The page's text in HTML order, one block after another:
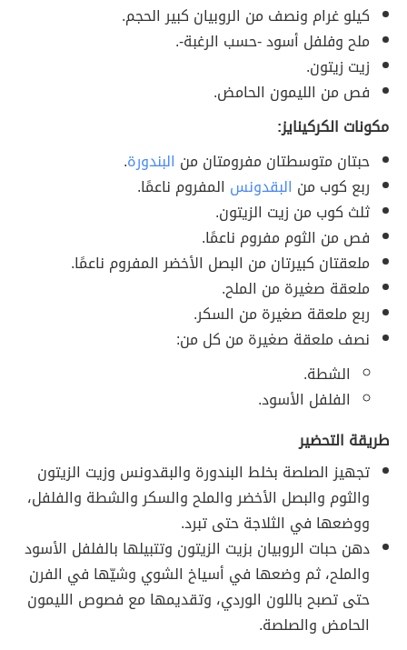
كيلو غرام ونصف من الروبيان كبير الحجم.
ملح وفلفل أسود -حسب الرغبة-.
زيت زيتون.
فص من الليمون الحامض.
مكونات الكركينايز:
حبتان متوسطتان مفرومتان من البندورة.
ربع كوب من البقدونس المفروم ناعمًا.
ثلث كوب من زيت الزيتون.
فص من الثوم مفروم ناعمًا.
ملعقتان كبيرتان من البصل الأخضر المفروم ناعمًا.
ملعقة صغيرة من الملح.
ربع ملعقة صغيرة من السكر.
نصف ملعقة صغيرة من كل من:
الشطة.
الفلفل الأسود.
طريقة التحضير
تجهيز الصلصة بخلط البندورة والبقدونس وزيت الزيتون
والثوم والبصل الأخضر والملح والسكر والشطة والفلفل،
ووضعها في الثلاجة حتى تبرد.
دهن حبات الروبيان بزيت الزيتون وتتبيلها بالفلفل الأسود
والملح، ثم وضعها في أسياخ الشوي وشيّها في الفرن
حتى تصبح باللون الوردي، وتقديمها مع فصوص الليمون
الحامض والصلصة.